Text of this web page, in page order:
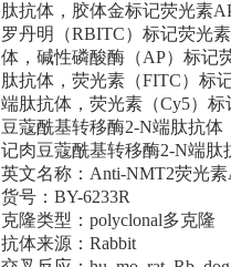
肽抗体，胶体金标记荧光素
罗丹明（RBITC）标记荧光
体，碱性磷酸酶（AP）标记
肽抗体，荧光素（FITC）标
端肽抗体，荧光素（Cy5）
豆蔻酰基转移酶2-N端肽抗
记肉豆蔻酰基转移酶2-N端肽
英文名称：Anti-NMT2荧光
货号：BY-6233R
克隆类型：polyclonal多克隆
抗体来源：Rabbit